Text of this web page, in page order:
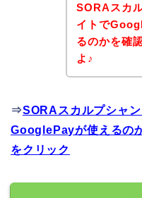
SORAスカ
イトで
るのかを確
よ♪
⇒SORAスカルプシャ
GooglePayが使えるの
をクリック